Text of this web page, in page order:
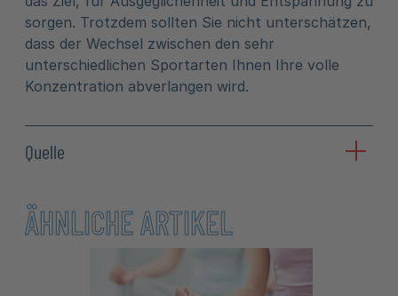
sorgen. Trotzdem sollten Sie nicht unterschätzen,
dass der Wechsel zwischen den sehr
unterschiedlichen Sportarten Ihnen Ihre volle
Konzentration abverlangen wird.
Quelle
ÄHNLICHE ARTIKEL